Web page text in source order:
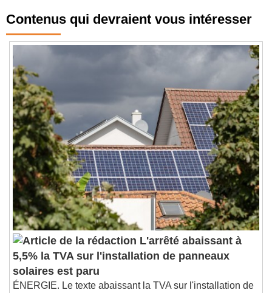
Contenus qui devraient vous intéresser
L'arrêté abaissant à
5,5% la TVA sur l'installation de panneaux
solaires est paru
ÉNERGIE. Le texte abaissant la TVA sur l'installation de